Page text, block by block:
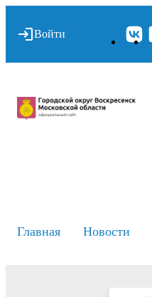
Войти
Главная Новости